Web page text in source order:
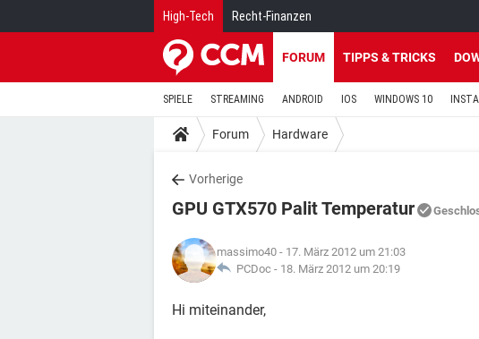
High-Tech Recht-Finanzen
FORUM TIPPS & TRICKS
SPIELE STREAMING ANDROID IOS WINDOWS 10
Forum Hardware
Vorherige
GPU GTX570 Palit Temperatur
massimo40 - 17. März 2012 um 21:03
PCDoc - 18. März 2012 um 20:19
Hi miteinander,